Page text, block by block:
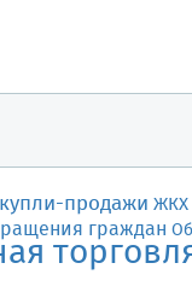
продажи ЖКХ
граждан